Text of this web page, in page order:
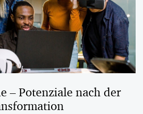
– Potenziale nach der